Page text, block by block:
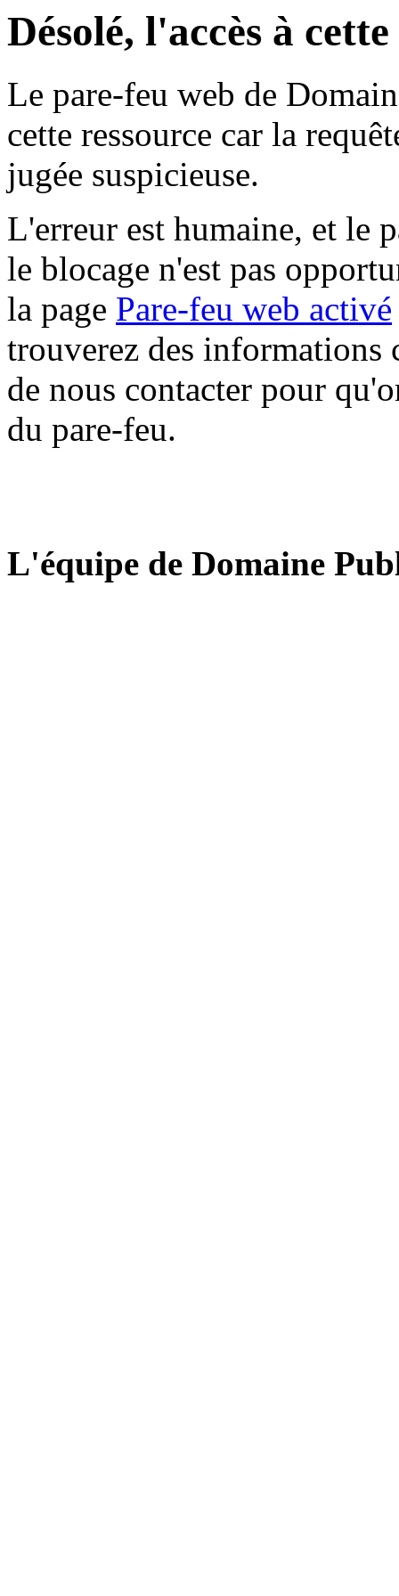
Désolé, l'accès à
Le pare-feu web de
cette ressource car la
jugée suspicieuse.
L'erreur est humaine, et le
le blocage n'est pas
la page Pare-feu web activé
trouverez des informations
de nous contacter pour
du pare-feu.
L'équipe de Domaine